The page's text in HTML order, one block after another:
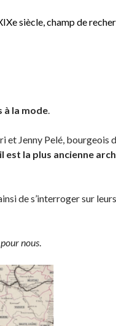
siècle, champ de
à la mode.
et Jenny Pelé, bourgeois
est la plus ancienne
de s’interroger sur
nous.